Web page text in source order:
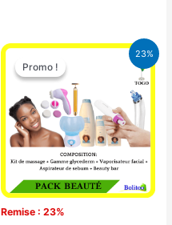
23%
Promo !
Remise : 23%
Promo !
Le
prix
initial
était :
65.000 CFA.
Le
prix
actuel
49.900